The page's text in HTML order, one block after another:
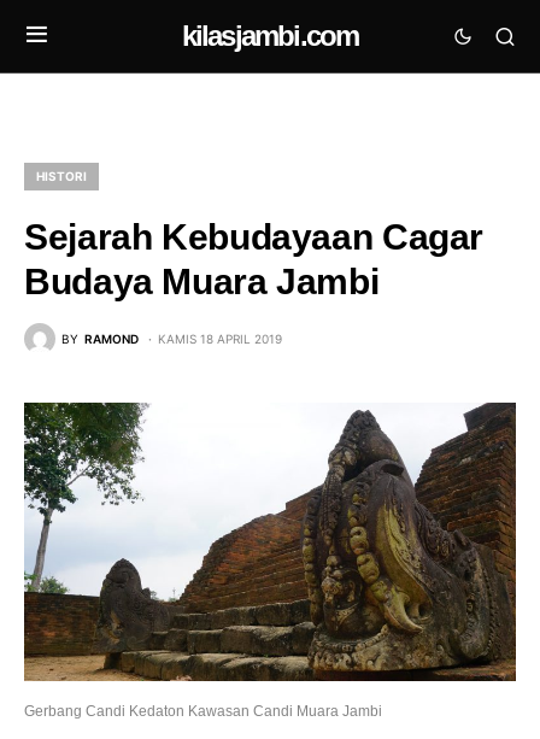
kilasjambi.com
HISTORI
Sejarah Kebudayaan Cagar
Budaya Muara Jambi
BY RAMOND KAMIS 18 APRIL 2019
Gerbang Candi Kedaton Kawasan Candi Muara Jambi